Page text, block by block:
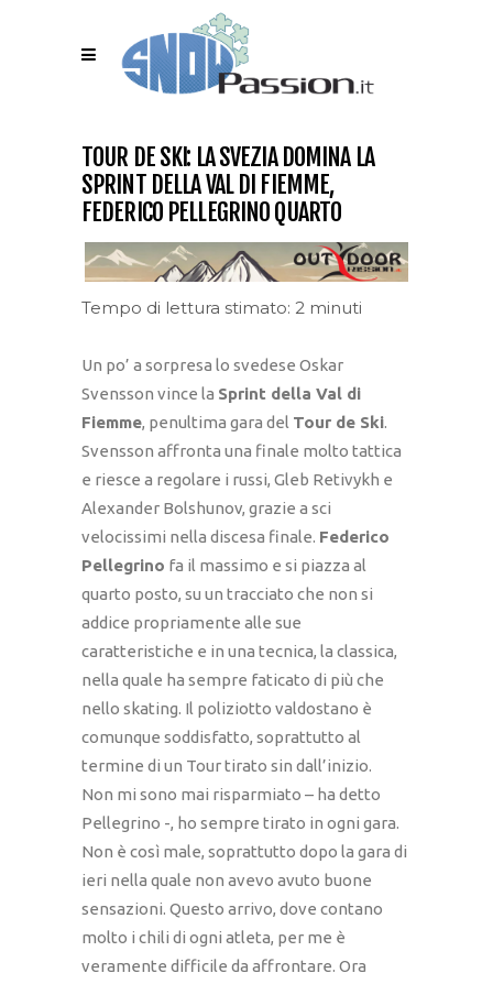
TOUR DE SKI: LA SVEZIA DOMINA LA
SPRINT DELLA VAL DI FIEMME,
FEDERICO PELLEGRINO QUARTO
Tempo di lettura stimato: 2 minuti
Un po’ a sorpresa lo svedese Oskar
Svensson vince la Sprint della Val di
Fiemme, penultima gara del Tour de Ski.
Svensson affronta una finale molto tattica
e riesce a regolare i russi, Gleb Retivykh e
Alexander Bolshunov, grazie a sci
velocissimi nella discesa finale. Federico
Pellegrino fa il massimo e si piazza al
quarto posto, su un tracciato che non si
addice propriamente alle sue
caratteristiche e in una tecnica, la classica,
nella quale ha sempre faticato di più che
nello skating. Il poliziotto valdostano è
comunque soddisfatto, soprattutto al
termine di un Tour tirato sin dall’inizio.
Non mi sono mai risparmiato – ha detto
Pellegrino -, ho sempre tirato in ogni gara.
Non è così male, soprattutto dopo la gara di
ieri nella quale non avevo avuto buone
sensazioni. Questo arrivo, dove contano
molto i chili di ogni atleta, per me è
veramente difficile da affrontare. Ora